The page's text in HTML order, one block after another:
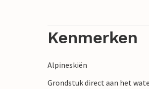
Kenmerken
Alpineskiën
Grondstuk direct aan het